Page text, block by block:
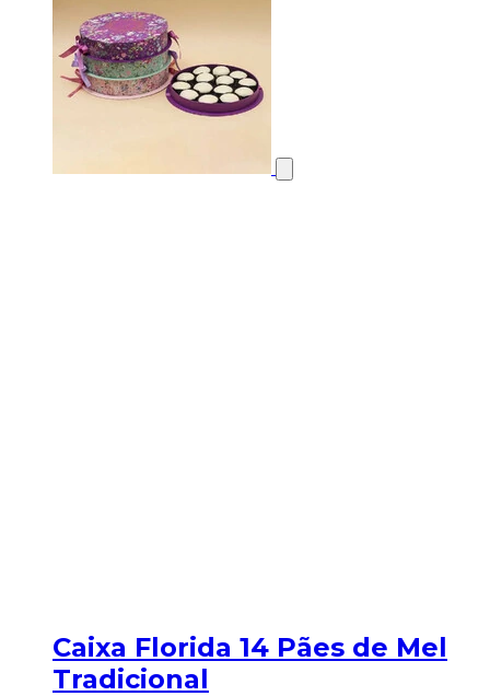
Caixa Florida 14 Pães de Mel
Tradicional